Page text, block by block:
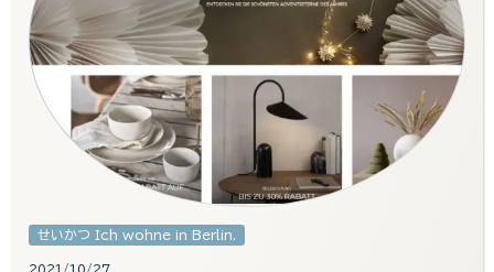
せいかつ Ich wohne in Berlin.
2021/10/27